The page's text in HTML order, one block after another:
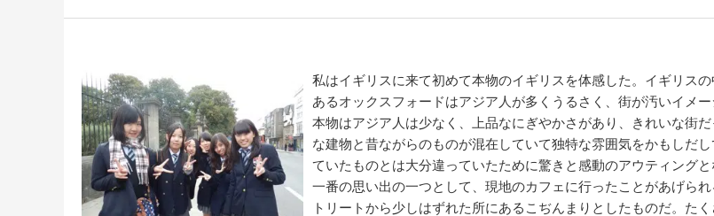
私はイギリスに来て初めて本物のイギリスを体感した。イギリス
あるオックスフォードはアジア人が多くうるさく、街が汚いイメ
本物はアジア人は少なく、上品なにぎやかさがあり、きれいな街
な建物と昔ながらのものが混在していて独特な雰囲気をかもしだ
ていたものとは大分違っていたために驚きと感動のアウティングと
一番の思い出の一つとして、現地のカフェに行ったことがあげら
トリートから少しはずれた所にあるこぢんまりとしたものだ。た